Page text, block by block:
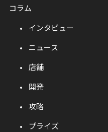
コラム
インタビュー
ニュース
店舗
開発
攻略
プライズ